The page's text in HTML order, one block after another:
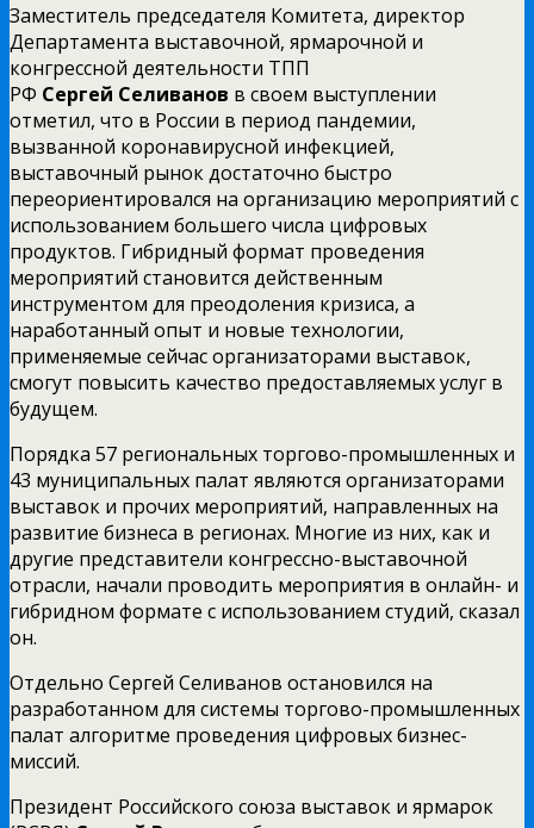
Заместитель председателя Комитета, директор
Департамента выставочной, ярмарочной и
конгрессной деятельности ТПП
РФ Сергей Селиванов в своем выступлении
отметил, что в России в период пандемии,
вызванной коронавирусной инфекцией,
выставочный рынок достаточно быстро
переориентировался на организацию мероприятий с
использованием большего числа цифровых
продуктов. Гибридный формат проведения
мероприятий становится действенным
инструментом для преодоления кризиса, а
наработанный опыт и новые технологии,
применяемые сейчас организаторами выставок,
смогут повысить качество предоставляемых услуг в
будущем.
Порядка 57 региональных торгово-промышленных и
43 муниципальных палат являются организаторами
выставок и прочих мероприятий, направленных на
развитие бизнеса в регионах. Многие из них, как и
другие представители конгрессно-выставочной
отрасли, начали проводить мероприятия в онлайн- и
гибридном формате с использованием студий, сказал
он.
Отдельно Сергей Селиванов остановился на
разработанном для системы торгово-промышленных
палат алгоритме проведения цифровых бизнес-
миссий.
Президент Российского союза выставок и ярмарок